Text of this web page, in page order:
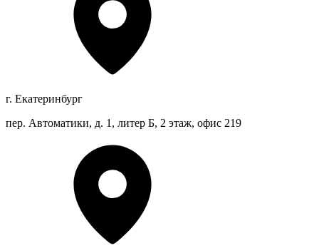
г. Екатеринбург
пер. Автоматики, д. 1, литер Б, 2 этаж, офис 219